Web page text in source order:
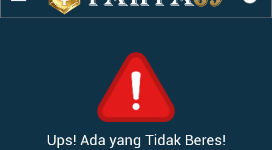
Ups! Ada yang Tidak Beres!